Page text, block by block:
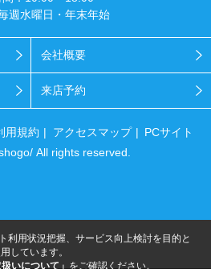
週水曜日・年末年始
会社概要
来店予約
用規約 アクセスマップ
PCサイト
All rights reserved.
利用状況把握、サービス向上検討を目的と
しています。
いについて」をご確認ください。